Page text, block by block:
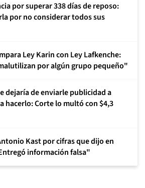
por superar 338 días de reposo:
por no considerar todos sus
Ley Karin con Ley Lafkenche:
por algún grupo pequeño"
dejaría de enviarle publicidad a
hacerlo: Corte lo multó con $4,3
Kast por cifras que dijo en
información falsa"